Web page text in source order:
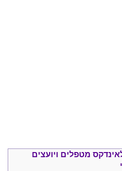
אינדקס מטפלים ויועצים